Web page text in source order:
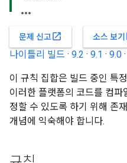
문제 신고open_in_new 소스 보기
나이틀리 빌드 · 9.2 · 9.1 · 9.0 ·
이 규칙 집합은 빌드 중인 특
이러한 플랫폼의 코드를 컴파
정할 수 있도록 하기 위해 존
개념에 익숙해야 합니다.